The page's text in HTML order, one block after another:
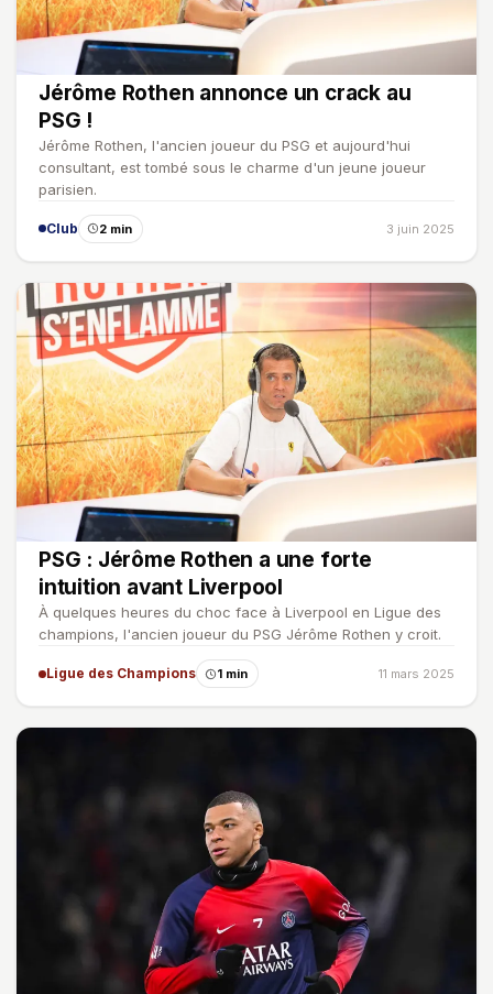
Jérôme Rothen annonce un crack au
PSG !
Jérôme Rothen, l'ancien joueur du PSG et aujourd'hui
consultant, est tombé sous le charme d'un jeune joueur
parisien.
Club 2 min 3 juin 2025
PSG : Jérôme Rothen a une forte
intuition avant Liverpool
À quelques heures du choc face à Liverpool en Ligue des
champions, l'ancien joueur du PSG Jérôme Rothen y croit.
Ligue des Champions 1 min 11 mars 2025